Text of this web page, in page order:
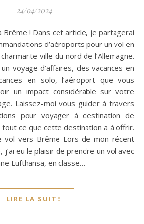
24/04/2024
d’aéroports pour un vol en
ville du nord de l’Allemagne.
voyage d’affaires, des vacances en
en solo, l’aéroport que vous
un impact considérable sur votre
Laissez-moi vous guider à travers
pour voyager à destination de
ce que cette destination a à offrir.
vol vers Brême Lors de mon récent
eu le plaisir de prendre un vol avec
Lufthansa, en classe…
LIRE LA SUITE